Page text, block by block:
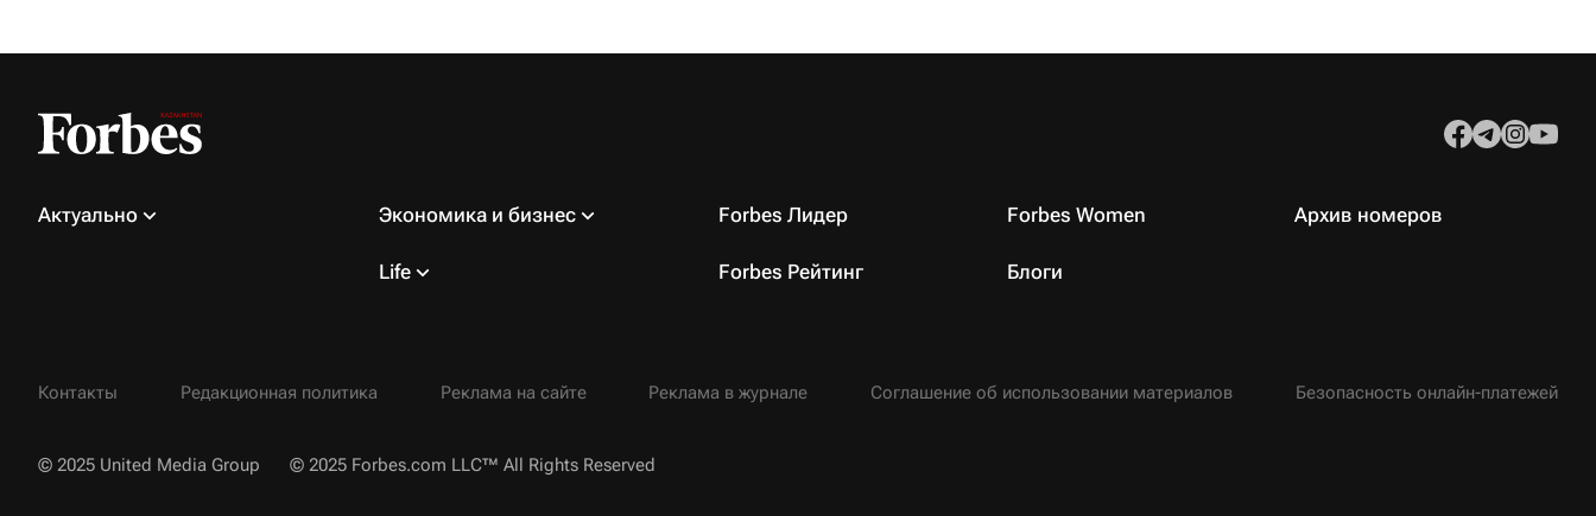
Актуально Экономика и бизнес
Life
Forbes Лидер
Forbes Рейтинг
Forbes Women
Блоги
Архив номеров
Контакты Редакционная политика Реклама на сайте Реклама в журнале Соглашение об использовании материалов Безопасность онлайн-платежей
© 2025 United Media Group © 2025 Forbes.com LLC™ All Rights Reserved